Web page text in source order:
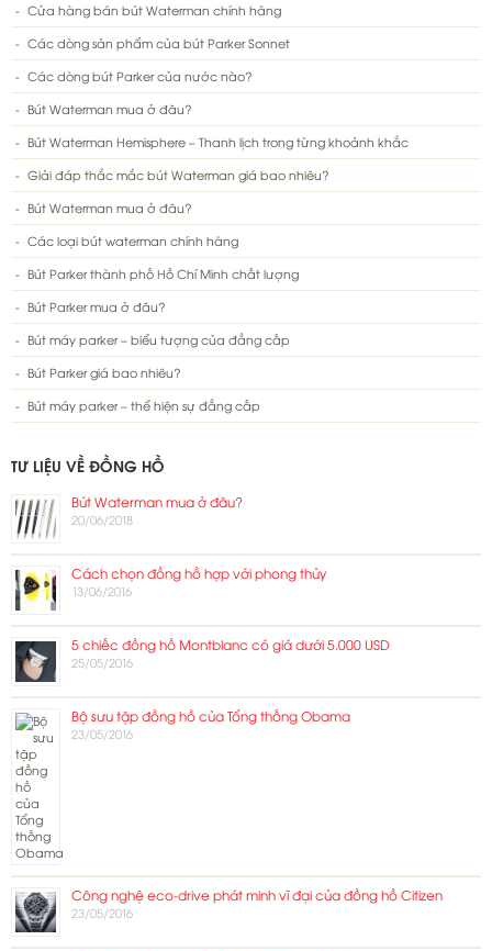
Cửa hàng bán bút Waterman chính hãng
Các dòng sản phẩm của bút Parker Sonnet
Các dòng bút Parker của nước nào?
Bút Waterman mua ở đâu?
Bút Waterman Hemisphere – Thanh lịch trong từng khoảnh khắc
Giải đáp thắc mắc bút Waterman giá bao nhiêu?
Bút Waterman mua ở đâu?
Các loại bút waterman chính hãng
Bút Parker thành phố Hồ Chí Minh chất lượng
Bút Parker mua ở đâu?
Bút máy parker – biểu tượng của đẳng cấp
Bút Parker giá bao nhiêu?
Bút máy parker – thể hiện sự đẳng cấp
TƯ LIỆU VỀ ĐỒNG HỒ
Bút Waterman mua ở đâu?
20/06/2018
Cách chọn đồng hồ hợp với phong thủy
13/06/2016
5 chiếc đồng hồ Montblanc có giá dưới 5.000 USD
25/05/2016
Bộ sưu tập đồng hồ của Tổng thống Obama
23/05/2016
Công nghệ eco-drive phát minh vĩ đại của đồng hồ Citizen
23/05/2016